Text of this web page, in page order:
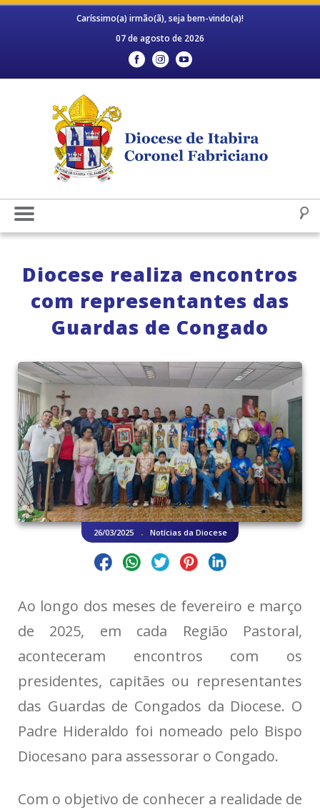
Caríssimo(a) irmão(ã), seja bem-vindo(a)!
07 de agosto de 2026
Diocese realiza encontros
com representantes das
Guardas de Congado
26/03/2025 . Notícias da Diocese
Ao longo dos meses de fevereiro e março
de 2025, em cada Região Pastoral,
aconteceram encontros com os
presidentes, capitães ou representantes
das Guardas de Congados da Diocese. O
Padre Hideraldo foi nomeado pelo Bispo
Diocesano para assessorar o Congado.
Com o objetivo de conhecer a realidade de